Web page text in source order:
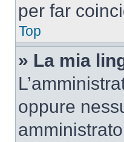
per far
Top
» La mia
oppure